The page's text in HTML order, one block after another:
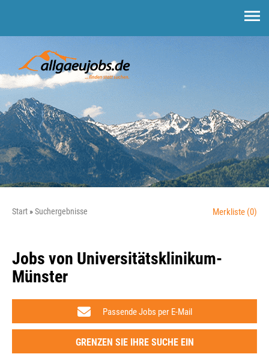
Start Suchergebnisse Merkliste (0)
Jobs von Universitätsklinikum-
Münster
Passende Jobs per E-Mail
GRENZEN SIE IHRE SUCHE EIN